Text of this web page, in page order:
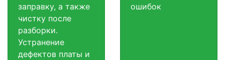
заправку, а также
чистку после
разборки.
Устранение
дефектов платы и
ошибок